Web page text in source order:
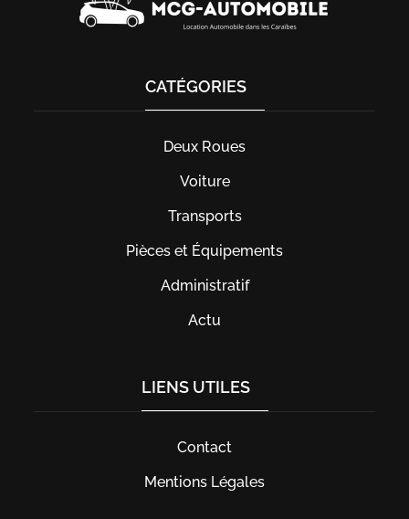
CATÉGORIES
Deux Roues
Voiture
Transports
Pièces et Équipements
Administratif
Actu
LIENS UTILES
Contact
Mentions Légales